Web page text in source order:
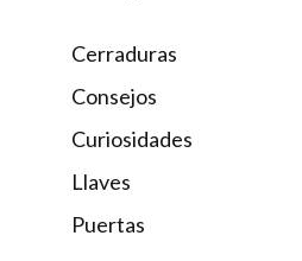
Cerraduras
Consejos
Curiosidades
Llaves
Puertas